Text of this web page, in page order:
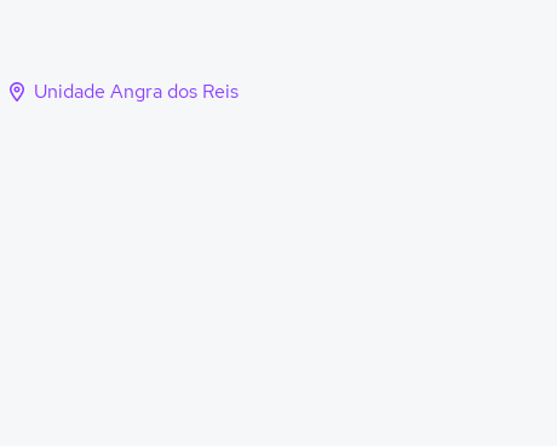
Unidade Angra dos Reis